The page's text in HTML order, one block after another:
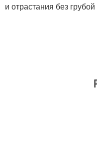
и отрастания без